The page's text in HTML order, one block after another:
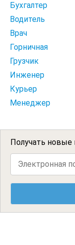
Бухгалтер
Водитель
Врач
Горничная
Грузчик
Инженер
Курьер
Менеджер
Получать новые